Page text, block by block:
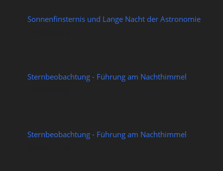
Sonnenfinsternis und Lange Nacht der Astronomie
Sternbeobachtung - Führung am Nachthimmel
Sternbeobachtung - Führung am Nachthimmel